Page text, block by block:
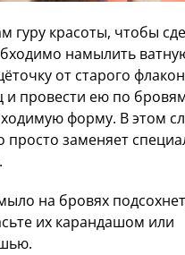
гуру красоты, чтобы
намылить
от старого
и провести ею по
форму. В этом
заменяет
на бровях
их карандашом или